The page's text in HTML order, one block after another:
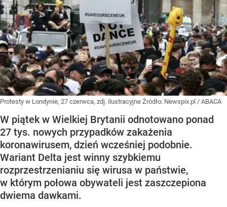
Protesty w Londynie, 27 czerwca, zdj. ilustracyjne Źródło: Newspix.pl / ABACA
W piątek w Wielkiej Brytanii odnotowano ponad
27 tys. nowych przypadków zakażenia
koronawirusem, dzień wcześniej podobnie.
Wariant Delta jest winny szybkiemu
rozprzestrzenianiu się wirusa w państwie,
w którym połowa obywateli jest zaszczepiona
dwiema dawkami.